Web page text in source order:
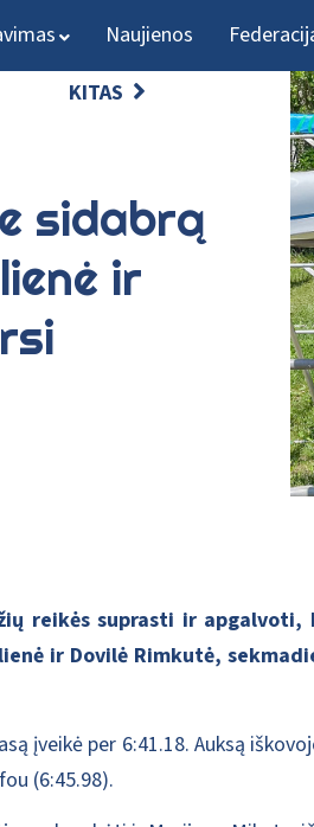
Naujienos
KITAS
sidabrą
ir
reikės suprasti ir
ir Dovilė Rimkutė,
įveikė per 6:41.18. Auksą
(6:45.98).